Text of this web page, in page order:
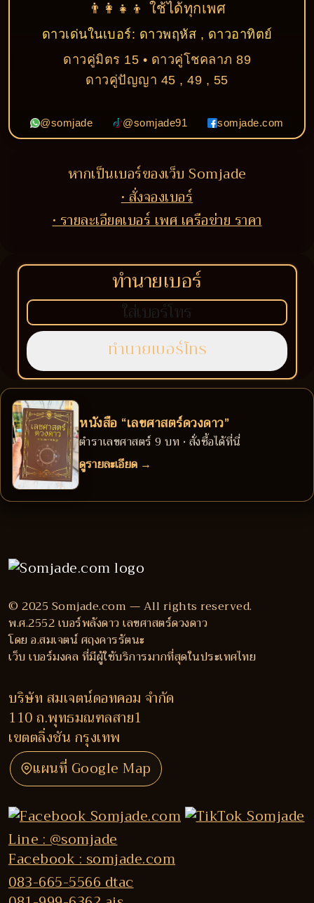
👨‍👩‍👧‍👦 ใช้ได้ทุกเพศ
ดาวเด่นในเบอร์: ดาวพฤหัส , ดาวอาทิตย์
ดาวคู่มิตร 15 • ดาวคู่โชคลาภ 89
ดาวคู่ปัญญา 45 , 49 , 55
@somjade @somjade91 somjade.com
หากเป็นเบอร์ของเว็บ Somjade
• สั่งจองเบอร์
• รายละเอียดเบอร์ เพศ เครือข่าย ราคา
ทำนายเบอร์
หนังสือ “เลขศาสตร์ดวงดาว”
ตำราเลขศาสตร์ 9 บท • สั่งซื้อได้ที่นี่
ดูรายละเอียด →
© 2025 Somjade.com — All rights reserved.
พ.ศ.2552 เบอร์พลังดาว เลขศาสตร์ดวงดาว
โดย อ.สมเจตน์ ศฤงคารรัตนะ
เว็บ เบอร์มงคล ที่มีผู้ใช้บริการมากที่สุดในประเทศไทย
บริษัท สมเจตน์ดอทคอม จำกัด
110 ถ.พุทธมณฑลสาย1
เขตตลิ่งชัน กรุงเทพ
แผนที่ Google Map
Line : @somjade
Facebook : somjade.com
083-665-5566 dtac